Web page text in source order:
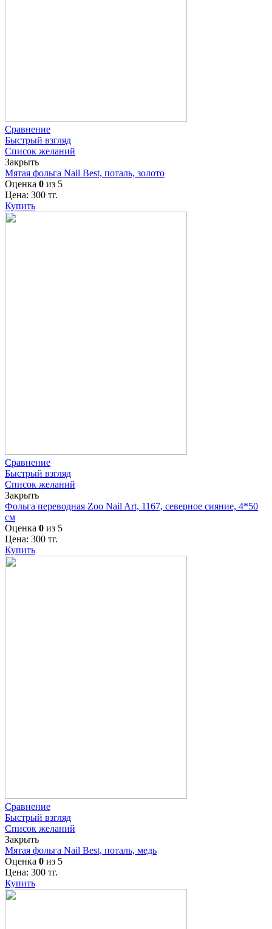
Сравнение
Быстрый взгляд
Список желаний
Закрыть
Мятая фольга Nail Best, поталь, золото
Оценка 0 из 5
Цена: 300 тг.
Купить
Сравнение
Быстрый взгляд
Список желаний
Закрыть
Фольга переводная Zoo Nail Art, 1167, северное сияние, 4*50
см
Оценка 0 из 5
Цена: 300 тг.
Купить
Сравнение
Быстрый взгляд
Список желаний
Закрыть
Мятая фольга Nail Best, поталь, медь
Оценка 0 из 5
Цена: 300 тг.
Купить